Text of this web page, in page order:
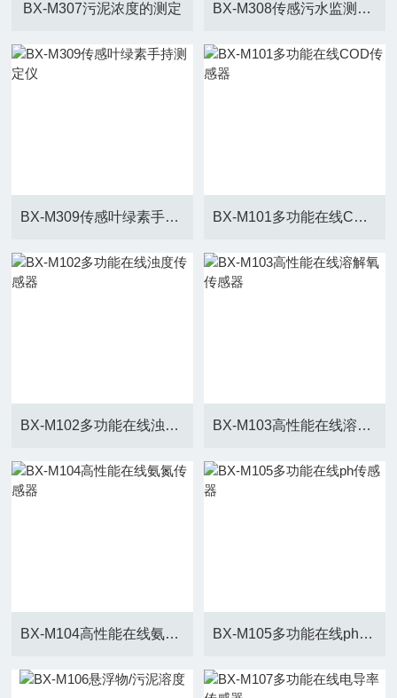
BX-M307污泥浓度的测定 BX-M308传感污水监测污泥浓度
BX-M309传感叶绿素手持测定仪 BX-M101多功能在线COD传感器
BX-M102多功能在线浊度传感器 BX-M103高性能在线溶解氧传感器
BX-M104高性能在线氨氮传感器 BX-M105多功能在线ph传感器